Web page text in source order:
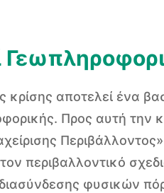
κρίσης αποτελεί ένα
Προς αυτή την
περιβαλλοντικό
φυσικών